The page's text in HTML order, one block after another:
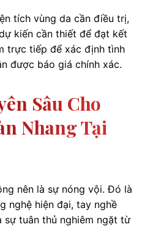
tích vùng da cần điều trị,
kiến cần thiết để đạt kết
trực tiếp để xác định tình
được báo giá chính xác.
Sâu Cho
Nhang Tại
nên là sự nóng vội. Đó là
nghệ hiện đại, tay nghề
sự tuân thủ nghiêm ngặt từ